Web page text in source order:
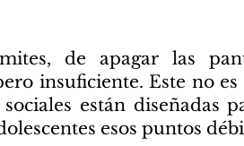
de apagar las
insuficiente. Este no
están diseñadas
esos puntos